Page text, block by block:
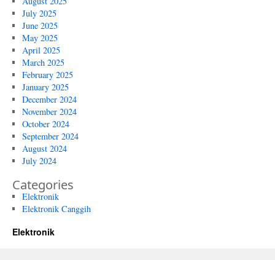
July 2025
June 2025
May 2025
April 2025
March 2025
February 2025
January 2025
December 2024
November 2024
October 2024
September 2024
August 2024
July 2024
Categories
Elektronik
Elektronik Canggih
Elektronik